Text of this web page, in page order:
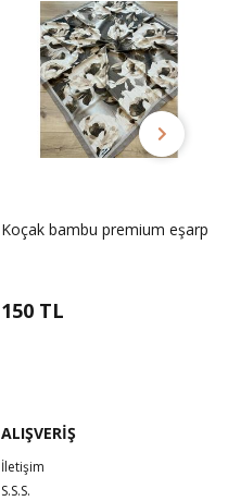
Koçak bambu premium eşarp
150 TL
ALIŞVERİŞ
İletişim
S.S.S.